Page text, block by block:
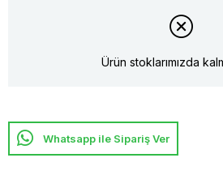
Ürün stoklarımızda
Whatsapp ile Sipariş Ver